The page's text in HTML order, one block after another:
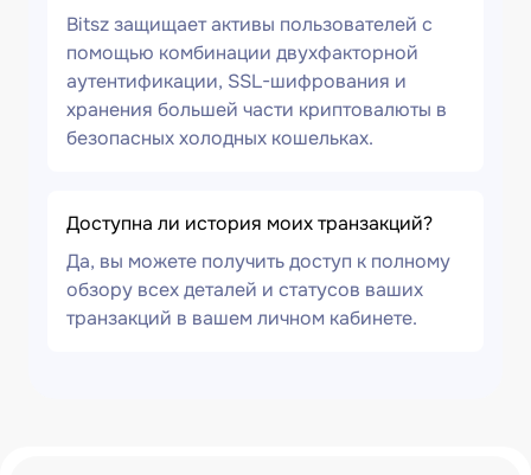
Bitsz защищает активы пользователей с
помощью комбинации двухфакторной
аутентификации, SSL-шифрования и
хранения большей части криптовалюты в
безопасных холодных кошельках.
Доступна ли история моих транзакций?
Да, вы можете получить доступ к полному
обзору всех деталей и статусов ваших
транзакций в вашем личном кабинете.